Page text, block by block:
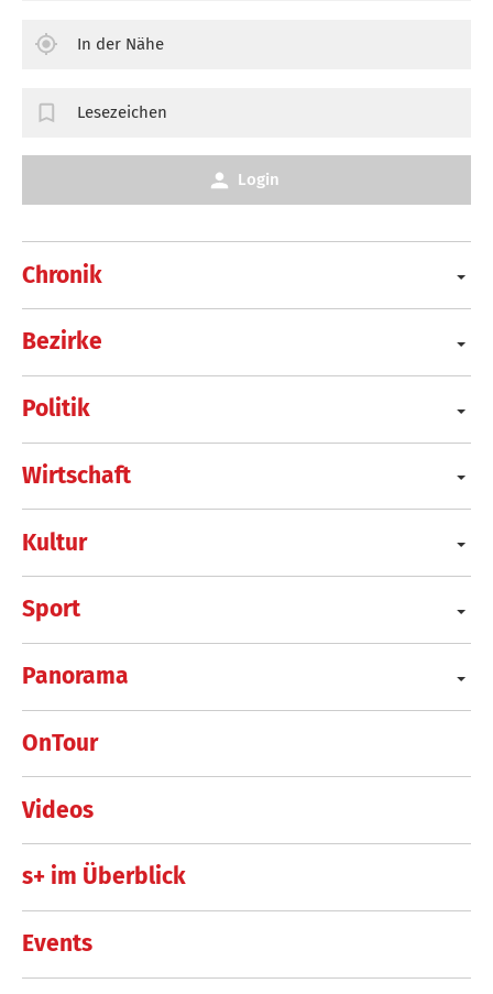
Chronik
Bezirke
Politik
Wirtschaft
Kultur
Sport
Panorama
OnTour
Videos
s+ im Überblick
Events
In der Nähe
Lesezeichen
Login